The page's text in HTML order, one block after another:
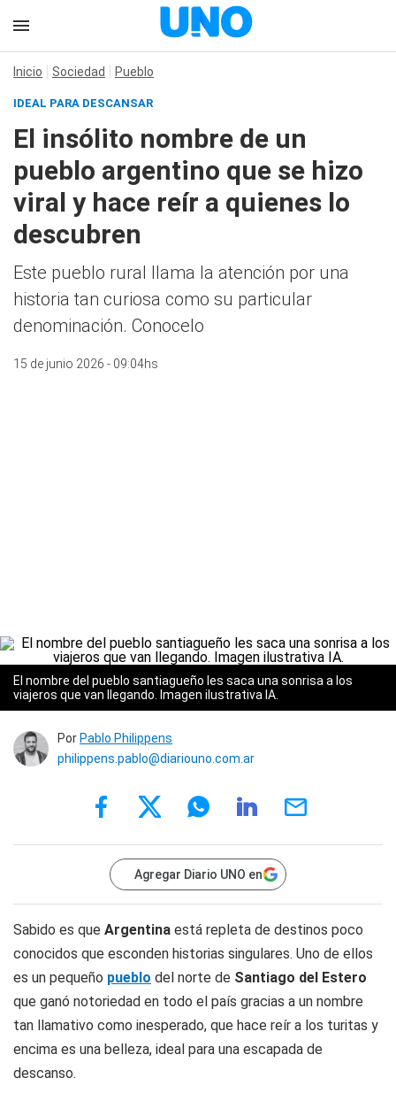
Inicio Sociedad Pueblo
IDEAL PARA DESCANSAR
El insólito nombre de un
pueblo argentino que se hizo
viral y hace reír a quienes lo
descubren
Este pueblo rural llama la atención por una
historia tan curiosa como su particular
denominación. Conocelo
15 de junio 2026 - 09:04hs
El nombre del pueblo santiagueño les saca una sonrisa a los
viajeros que van llegando. Imagen ilustrativa IA.
Por Pablo Philippens
philippens.pablo@diariouno.com.ar
Agregar Diario UNO en
Sabido es que Argentina está repleta de destinos poco
conocidos que esconden historias singulares. Uno de ellos
es un pequeño pueblo del norte de Santiago del Estero
que ganó notoriedad en todo el país gracias a un nombre
tan llamativo como inesperado, que hace reír a los turitas y
encima es una belleza, ideal para una escapada de
descanso.